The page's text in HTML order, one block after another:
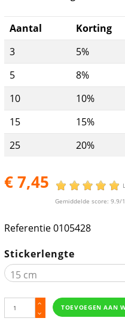
Aantal Korting
3
5%
5
8%
10
10%
15
15%
25
20%
€ 7,45
Gemiddelde score:9.9/
Referentie0105428
Stickerlengte
TOEVOEGEN AAN